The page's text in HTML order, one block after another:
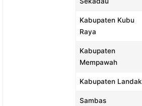
Kabupaten Kubu
Raya
Kabupaten
Mempawah
Kabupaten Landak
Sambas